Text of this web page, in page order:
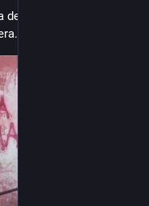
di anni fa nella